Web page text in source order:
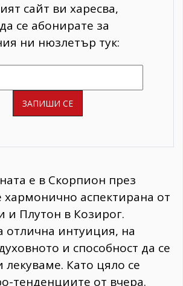
сайт ви харесва,
се абонирате за
ни нюзлетър тук:
е в Скорпион през
хармонично аспектирана от
и Плутон в Козирог.
отлична интуиция, на
и способност да се
Като цяло се
тенденциите от вчера.